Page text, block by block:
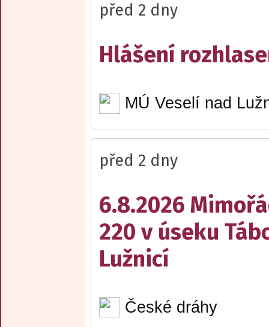
před 2 dny
Hlášení
MÚ Veselí nad
před 2 dny
6.8.2026
220 v úseku
Lužnicí
České dráhy